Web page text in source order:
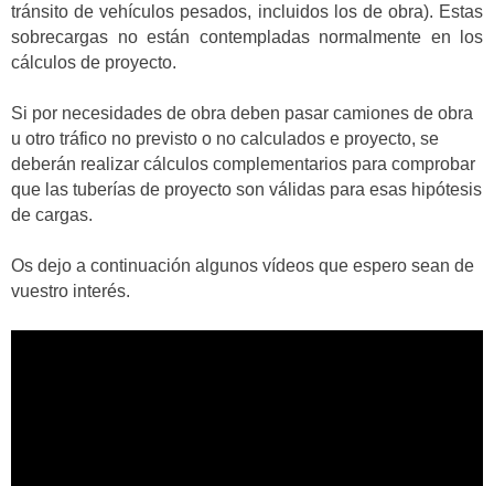
tránsito de vehículos pesados, incluidos los de obra). Estas
sobrecargas no están contempladas normalmente en los
cálculos de proyecto.
Si por necesidades de obra deben pasar camiones de obra
u otro tráfico no previsto o no calculados e proyecto, se
deberán realizar cálculos complementarios para comprobar
que las tuberías de proyecto son válidas para esas hipótesis
de cargas.
Os dejo a continuación algunos vídeos que espero sean de
vuestro interés.